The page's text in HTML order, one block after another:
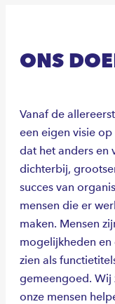
ONS
Vanaf de
een eigen visie
dat het anders en
dichterbij,
succes van
mensen die er
maken. Mensen
mogelijkheden en
zien als
gemeengoed. Wij
onze mensen